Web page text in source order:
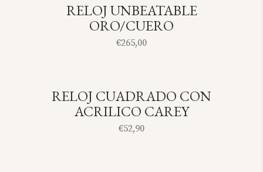
SOLD
RELOJ UNBEATABLE
ORO/CUERO
€265,00
SOLD
RELOJ CUADRADO CON
ACRILICO CAREY
€52,90